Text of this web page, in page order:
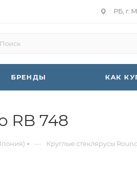
РБ, г.
БРЕНДЫ КАК
RB 748
— Круглые стеклярусы